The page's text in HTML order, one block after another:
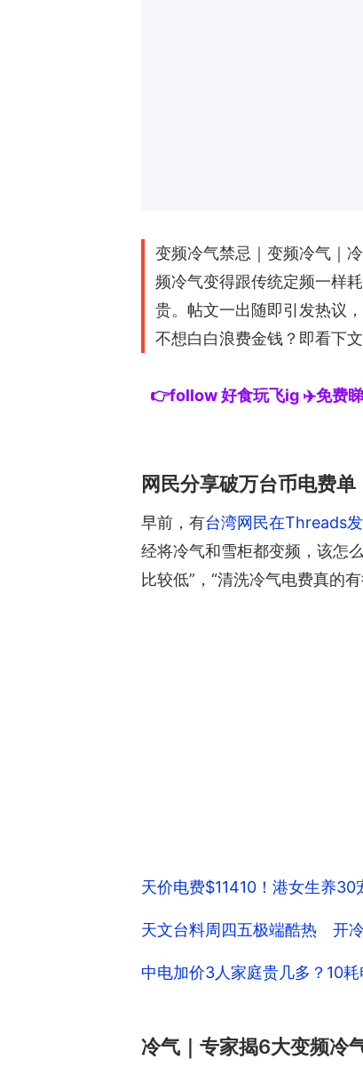
变频冷气禁忌｜变频冷气｜
频冷气变得跟传统定频一样
贵。帖文一出随即引发热议
不想白白浪费金钱？即看下文
👉follow 好食玩飞ig ✈️免费
网民分享破万台币电费单
早前，有台湾网民在Threads
经将冷气和雪柜都变频，该怎
比较低”，“清洗冷气电费真的
天价电费$11410！港女生养
天文台料周四五极端酷热 开
中电加价3人家庭贵几多？10
冷气｜专家揭6大变频冷